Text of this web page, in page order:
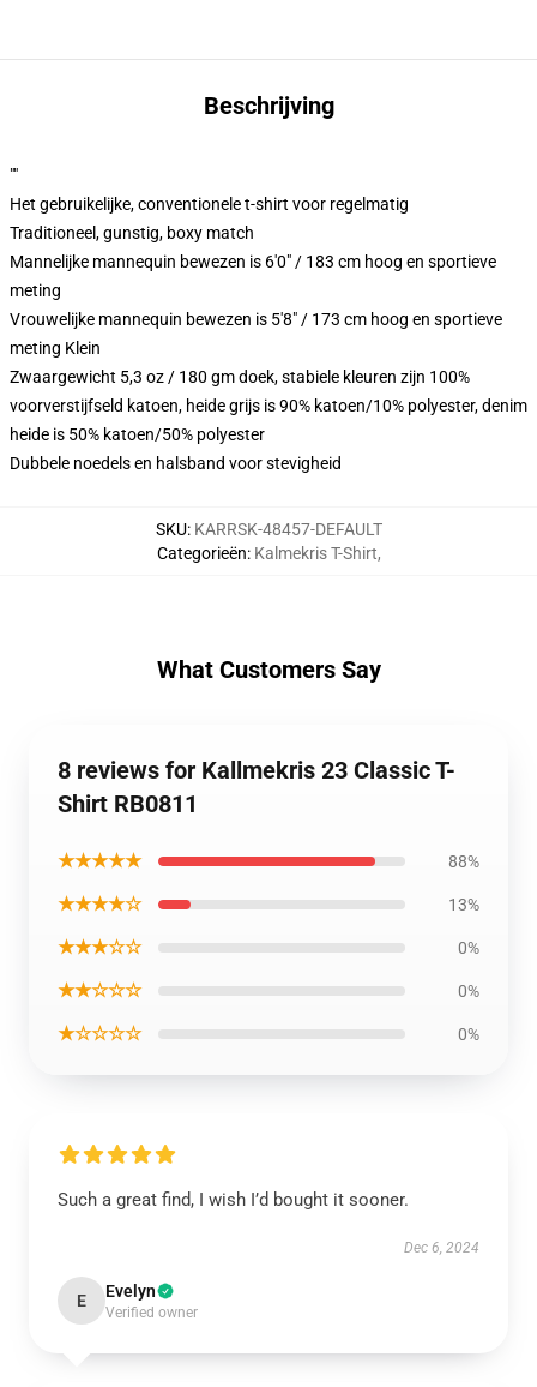
Beschrijving
""
Het gebruikelijke, conventionele t-shirt voor regelmatig
Traditioneel, gunstig, boxy match
Mannelijke mannequin bewezen is 6'0" / 183 cm hoog en sportieve
meting
Vrouwelijke mannequin bewezen is 5'8" / 173 cm hoog en sportieve
meting Klein
Zwaargewicht 5,3 oz / 180 gm doek, stabiele kleuren zijn 100%
voorverstijfseld katoen, heide grijs is 90% katoen/10% polyester, denim
heide is 50% katoen/50% polyester
Dubbele noedels en halsband voor stevigheid
SKU: KARRSK-48457-DEFAULT
Categorieën: Kalmekris T-Shirt,
What Customers Say
8 reviews for Kallmekris 23 Classic T-
Shirt RB0811
★★★★★ 88%
★★★★☆ 13%
★★★☆☆ 0%
★★☆☆☆ 0%
★☆☆☆☆ 0%
Such a great find, I wish I’d bought it sooner.
Dec 6, 2024
E Evelyn
Verified owner